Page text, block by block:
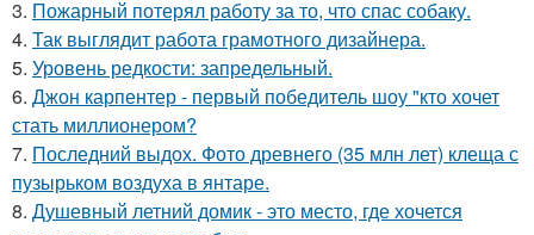
3. Пожарный потерял работу за то, что спас собаку.
4. Так выглядит работа грамотного дизайнера.
5. Уровень редкости: запредельный.
6. Джон карпентер - первый победитель шоу "кто хочет
стать миллионером?
7. Последний выдох. Фото древнего (35 млн лет) клеща с
пузырьком воздуха в янтаре.
8. Душевный летний домик - это место, где хочется